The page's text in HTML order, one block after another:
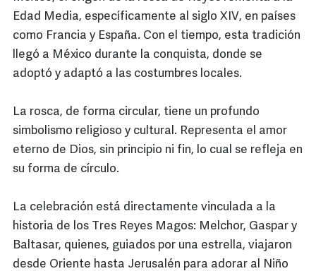
Edad Media, específicamente al siglo XIV, en países
como Francia y España. Con el tiempo, esta tradición
llegó a México durante la conquista, donde se
adoptó y adaptó a las costumbres locales.
La rosca, de forma circular, tiene un profundo
simbolismo religioso y cultural. Representa el amor
eterno de Dios, sin principio ni fin, lo cual se refleja en
su forma de círculo.
La celebración está directamente vinculada a la
historia de los Tres Reyes Magos: Melchor, Gaspar y
Baltasar, quienes, guiados por una estrella, viajaron
desde Oriente hasta Jerusalén para adorar al Niño